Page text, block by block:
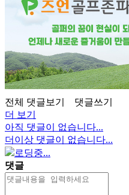
전체 댓글보기
댓글쓰기
더 보기
아직 댓글이 없습니다...
더이상 댓글이 없습니다...
로딩중...
댓글